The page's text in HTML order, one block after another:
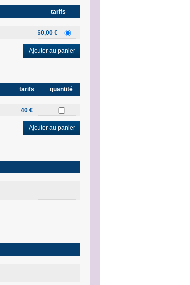
tarifs
60,00 €
Ajouter au panier
quantité
tarifs
40 €
Ajouter au panier